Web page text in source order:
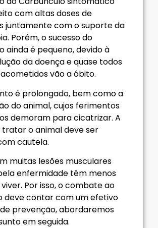
com altas doses de
juntamente com o suporte da
Porém, o sucesso do
ainda é pequeno, devido à
da doença e quase todos
vão a óbito.
é prolongado, bem como a
do animal, cujos ferimentos
demoram para cicatrizar. A
tratar o animal deve ser
cautela.
muitas lesões musculares
enfermidade têm menos
Por isso, o combate ao
deve contar com um efetivo
prevenção, abordaremos
em seguida.